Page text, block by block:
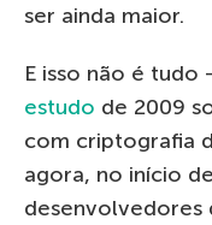
ser ainda maior.
E isso não é
estudo de 2009
com criptografia
agora, no início
desenvolvedores